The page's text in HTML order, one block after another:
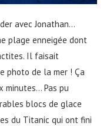
avec Jonathan…
plage enneigée dont
Il faisait
photo de la mer ! Ça
minutes… Pas pu
blocs de glace
du Titanic qui ont fini